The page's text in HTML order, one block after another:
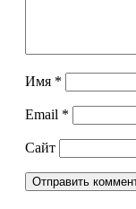
Имя *
Email *
Сайт